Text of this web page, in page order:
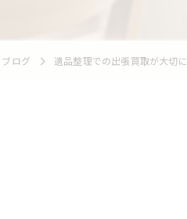
ブログ 遺品整理での出張買取が大切